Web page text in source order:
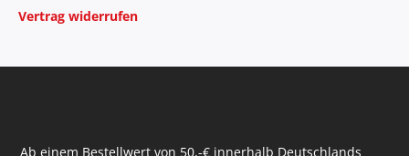
Vertrag widerrufen
Ab einem Bestellwert von 50,-€ innerhalb Deutschlands